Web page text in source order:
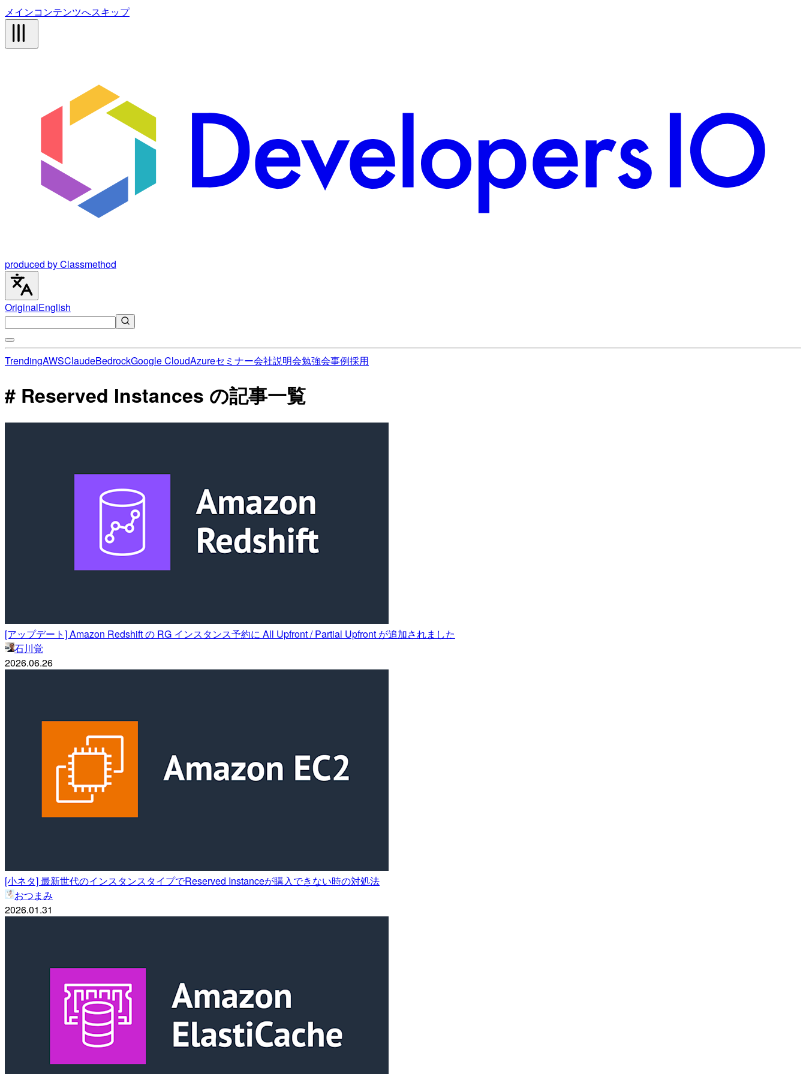
メインコンテンツへスキップ
produced by Classmethod
OriginalEnglish
TrendingAWSClaudeBedrockGoogle CloudAzureセミナー会社説明会勉強会事例採用
# Reserved Instances の記事一覧
[アップデート] Amazon Redshift の RG インスタンス予約に All Upfront / Partial Upfront が追加されました
石川覚
2026.06.26
[小ネタ] 最新世代のインスタンスタイプでReserved Instanceが購入できない時の対処法
おつまみ
2026.01.31